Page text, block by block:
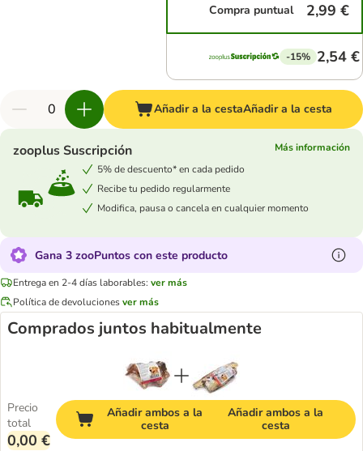
Compra puntual 2,99 €
-15% 2,54 €
Añadir a la cestaAñadir a la cesta
zooplus Suscripción
Más información
5% de descuento* en cada pedido
Recibe tu pedido regularmente
Modifica, pausa o cancela en cualquier momento
Gana 3 zooPuntos con este producto
Entrega en 2-4 días laborables: ver más
Política de devolucionesver más
Comprados juntos habitualmente
Precio
total
0,00 €
Añadir ambos a la
cesta
Añadir ambos a la
cesta